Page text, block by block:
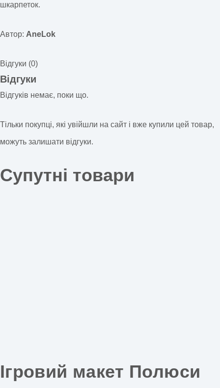
шкарпеток.
Автор: AneLok
Відгуки (0)
Відгуки
Відгуків немає, поки що.
Тільки покупці, які увійшли на сайт і вже купили цей товар,
можуть залишати відгуки.
Супутні товари
Ігровий макет Полюси